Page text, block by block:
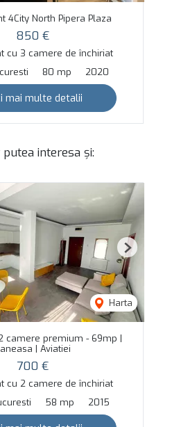
4City North Pipera Plaza
850 €
cu 3 camere de închiriat
80 mp 2020
mai multe detalii
interesa și:
Harta
Next
camere premium - 69mp |
| Aviatiei
700 €
cu 2 camere de închiriat
58 mp 2015